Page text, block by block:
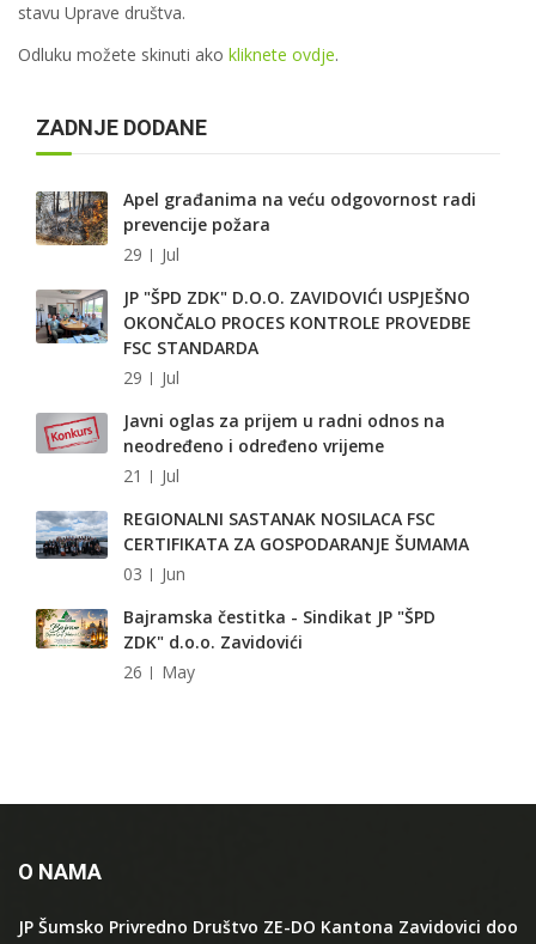
stavu Uprave društva.
Odluku možete skinuti ako kliknete ovdje.
ZADNJE DODANE
Apel građanima na veću odgovornost radi
prevencije požara
29
Jul
JP "ŠPD ZDK" D.O.O. ZAVIDOVIĆI USPJEŠNO
OKONČALO PROCES KONTROLE PROVEDBE
FSC STANDARDA
29
Jul
Javni oglas za prijem u radni odnos na
neodređeno i određeno vrijeme
21
Jul
REGIONALNI SASTANAK NOSILACA FSC
CERTIFIKATA ZA GOSPODARANJE ŠUMAMA
03
Jun
Bajramska čestitka - Sindikat JP "ŠPD
ZDK" d.o.o. Zavidovići
26
May
O NAMA
JP Šumsko Privredno Društvo ZE-DO Kantona Zavidovici doo